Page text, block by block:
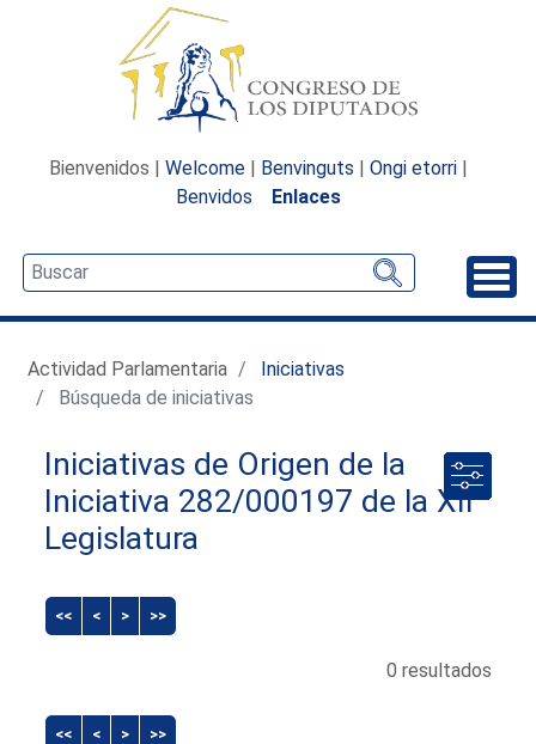
Bienvenidos | Welcome | Benvinguts | Ongi etorri |
Benvidos
Enlaces
Actividad Parlamentaria
Iniciativas
Búsqueda de iniciativas
Iniciativas de Origen de la
Iniciativa 282/000197 de la XII
Legislatura
<< < > >>
0 resultados
<< < > >>